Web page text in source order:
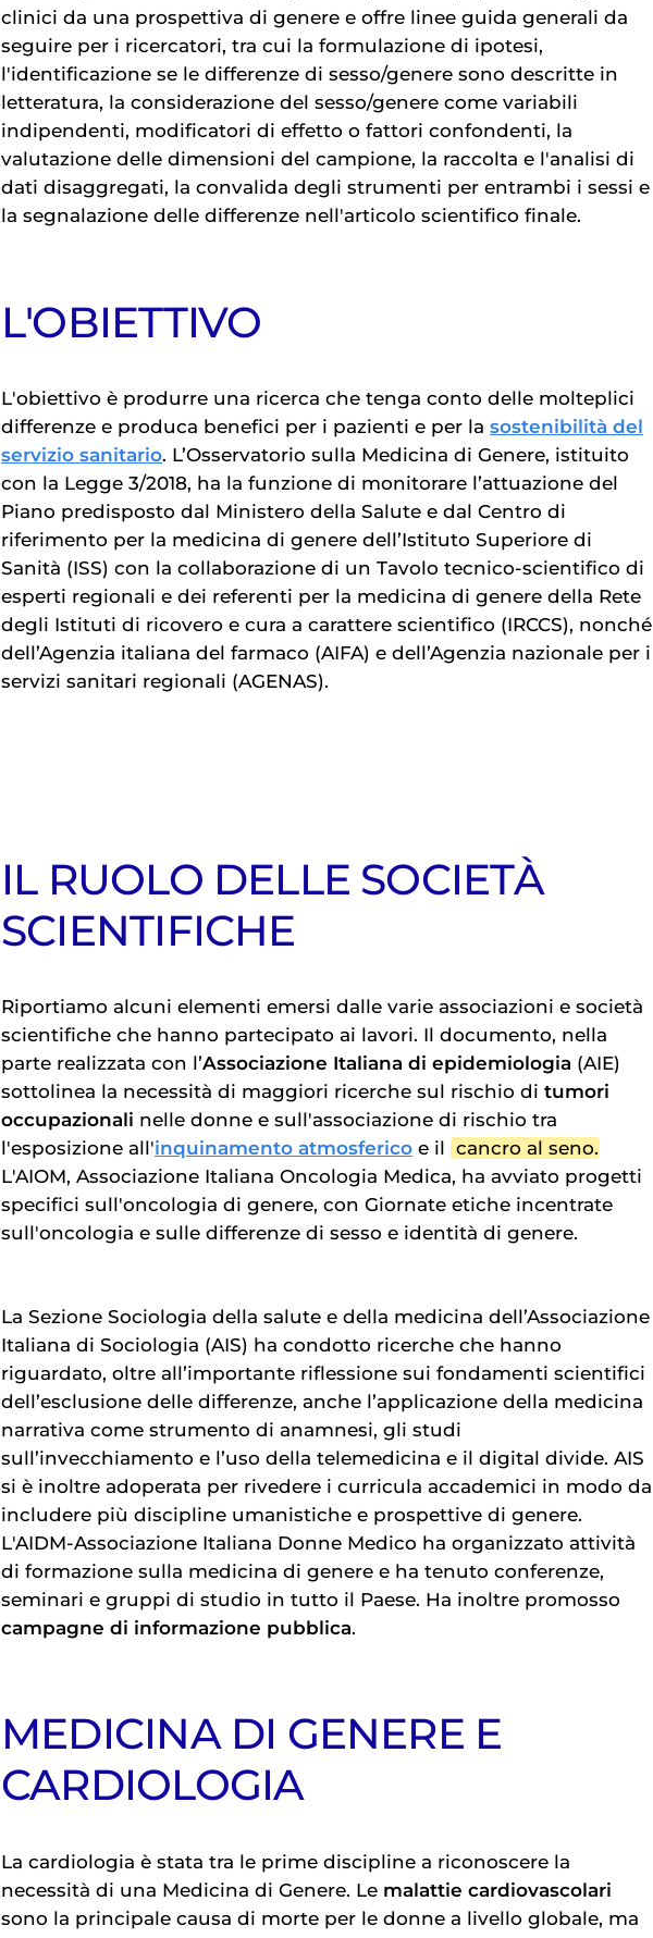
clinici da una prospettiva di genere e offre linee guida generali da
seguire per i ricercatori, tra cui la formulazione di ipotesi,
l'identificazione se le differenze di sesso/genere sono descritte in
letteratura, la considerazione del sesso/genere come variabili
indipendenti, modificatori di effetto o fattori confondenti, la
valutazione delle dimensioni del campione, la raccolta e l'analisi di
dati disaggregati, la convalida degli strumenti per entrambi i sessi e
la segnalazione delle differenze nell'articolo scientifico finale.
L'OBIETTIVO
L'obiettivo è produrre una ricerca che tenga conto delle molteplici
differenze e produca benefici per i pazienti e per la sostenibilità del
servizio sanitario. L’Osservatorio sulla Medicina di Genere, istituito
con la Legge 3/2018, ha la funzione di monitorare l’attuazione del
Piano predisposto dal Ministero della Salute e dal Centro di
riferimento per la medicina di genere dell’Istituto Superiore di
Sanità (ISS) con la collaborazione di un Tavolo tecnico-scientifico di
esperti regionali e dei referenti per la medicina di genere della Rete
degli Istituti di ricovero e cura a carattere scientifico (IRCCS), nonché
dell’Agenzia italiana del farmaco (AIFA) e dell’Agenzia nazionale per i
servizi sanitari regionali (AGENAS).
IL RUOLO DELLE SOCIETÀ
SCIENTIFICHE
Riportiamo alcuni elementi emersi dalle varie associazioni e società
scientifiche che hanno partecipato ai lavori. Il documento, nella
parte realizzata con l’Associazione Italiana di epidemiologia (AIE)
sottolinea la necessità di maggiori ricerche sul rischio di tumori
occupazionali nelle donne e sull'associazione di rischio tra
l'esposizione all'inquinamento atmosferico e il cancro al seno.
L'AIOM, Associazione Italiana Oncologia Medica, ha avviato progetti
specifici sull'oncologia di genere, con Giornate etiche incentrate
sull'oncologia e sulle differenze di sesso e identità di genere.
La Sezione Sociologia della salute e della medicina dell’Associazione
Italiana di Sociologia (AIS) ha condotto ricerche che hanno
riguardato, oltre all’importante riflessione sui fondamenti scientifici
dell’esclusione delle differenze, anche l’applicazione della medicina
narrativa come strumento di anamnesi, gli studi
sull’invecchiamento e l’uso della telemedicina e il digital divide. AIS
si è inoltre adoperata per rivedere i curricula accademici in modo da
includere più discipline umanistiche e prospettive di genere.
L'AIDM-Associazione Italiana Donne Medico ha organizzato attività
di formazione sulla medicina di genere e ha tenuto conferenze,
seminari e gruppi di studio in tutto il Paese. Ha inoltre promosso
campagne di informazione pubblica.
MEDICINA DI GENERE E
CARDIOLOGIA
La cardiologia è stata tra le prime discipline a riconoscere la
necessità di una Medicina di Genere. Le malattie cardiovascolari
sono la principale causa di morte per le donne a livello globale, ma